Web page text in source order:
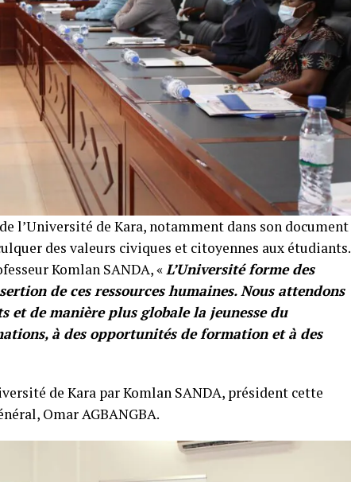
l’Université de Kara, notamment dans son document
des valeurs civiques et citoyennes aux étudiants.
Komlan SANDA, «L’Université forme des
de ces ressources humaines. Nous attendons
et de manière plus globale la jeunesse du
à des opportunités de formation et à des
de Kara par Komlan SANDA, président cette
Omar AGBANGBA.